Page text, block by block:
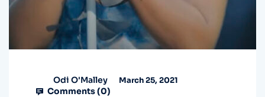
Odi O'Malley March 25, 2021
Comments (0)